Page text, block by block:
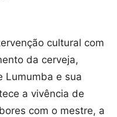
cultural com
da cerveja,
Lumumba e sua
a vivência de
com o mestre, a